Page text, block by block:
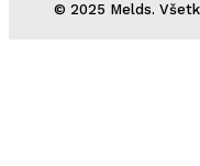
© 2025 Melds.